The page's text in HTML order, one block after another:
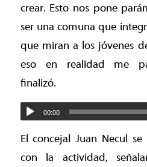
crear. Esto nos pone
ser una comuna que
que miran a los jóvenes
eso en realidad me
finalizó.
00:00
El concejal Juan Necul
con la actividad,